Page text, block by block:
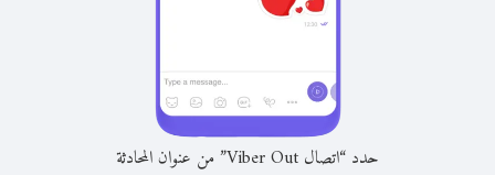
حدد “اتصال Viber Out” من عنوان المحادثة